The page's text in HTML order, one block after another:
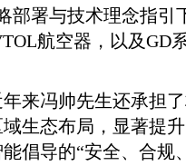
部署与技术理念指引
航空器，以及GD
来冯帅先生还承担
生态布局，显著提
倡导的“安全、合规